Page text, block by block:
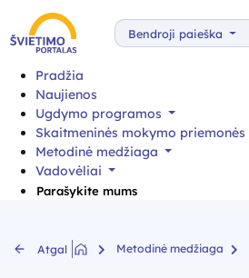
Bendroji paieška
Pradžia
Naujienos
Ugdymo programos
Skaitmeninės mokymo priemonės
Metodinė medžiaga
Vadovėliai
Parašykite mums
Atgal Metodinė medžiaga